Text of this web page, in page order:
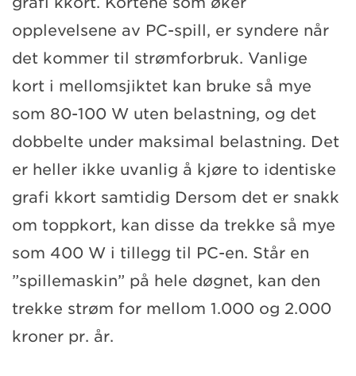
opplevelsene av PC-spill, er syndere når
det kommer til strømforbruk. Vanlige
kort i mellomsjiktet kan bruke så mye
som 80-100 W uten belastning, og det
dobbelte under maksimal belastning. Det
er heller ikke uvanlig å kjøre to identiske
grafi kkort samtidig Dersom det er snakk
om toppkort, kan disse da trekke så mye
som 400 W i tillegg til PC-en. Står en
”spillemaskin” på hele døgnet, kan den
trekke strøm for mellom 1.000 og 2.000
kroner pr. år.